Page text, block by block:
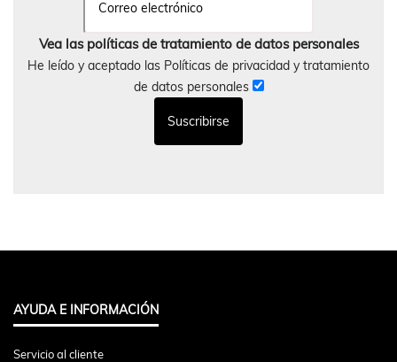
Vea las políticas de tratamiento de datos personales
He leído y aceptado las Políticas de privacidad y tratamiento
de datos personales
AYUDA E INFORMACIÓN
Servicio al cliente